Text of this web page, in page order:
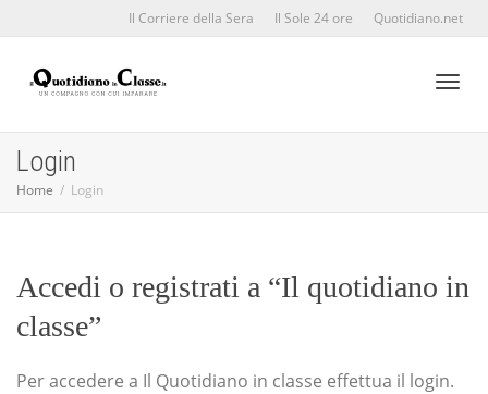
Il Corriere della Sera Il Sole 24 ore Quotidiano.net
Login
Home Login
Accedi o registrati a “Il quotidiano in
classe”
Per accedere a Il Quotidiano in classe effettua il login.